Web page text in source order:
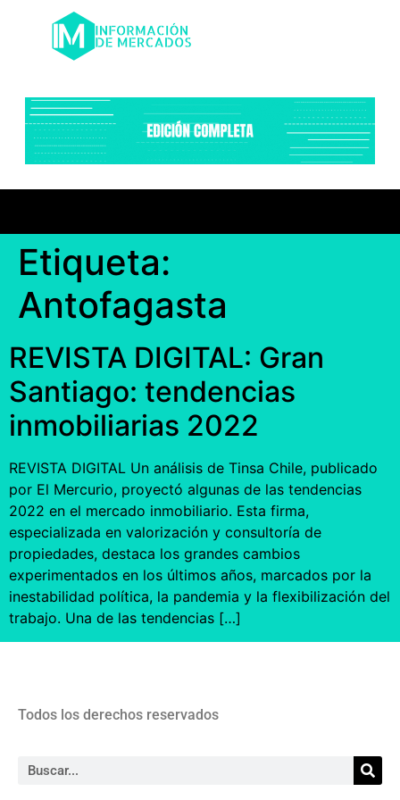
Etiqueta:
Antofagasta
REVISTA DIGITAL: Gran
Santiago: tendencias
inmobiliarias 2022
REVISTA DIGITAL Un análisis de Tinsa Chile, publicado
por El Mercurio, proyectó algunas de las tendencias
2022 en el mercado inmobiliario. Esta firma,
especializada en valorización y consultoría de
propiedades, destaca los grandes cambios
experimentados en los últimos años, marcados por la
inestabilidad política, la pandemia y la flexibilización del
trabajo. Una de las tendencias […]
Todos los derechos reservados